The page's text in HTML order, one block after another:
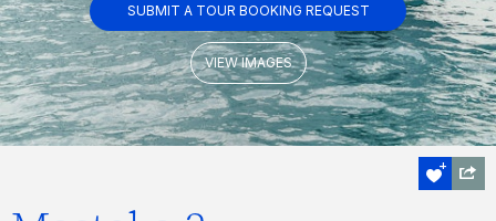
SUBMIT A TOUR BOOKING REQUEST
VIEW IMAGES